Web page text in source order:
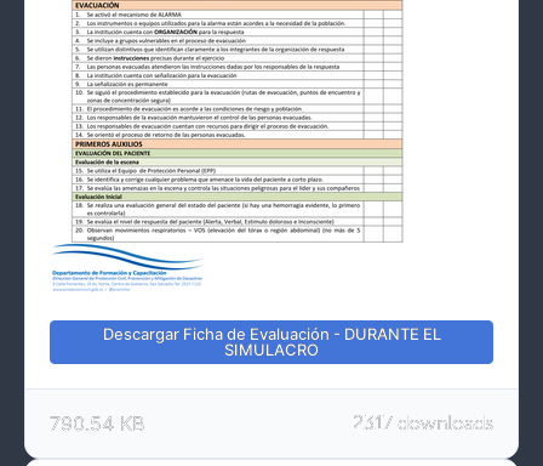
Descargar Ficha de Evaluación - DURANTE EL
SIMULACRO
2317 downloads
790.54 KB